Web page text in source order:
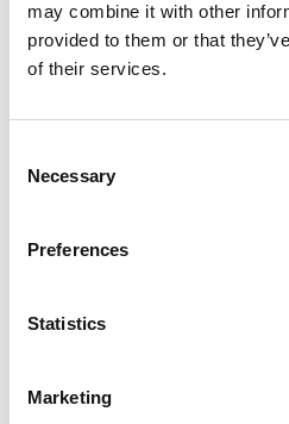
may combine it with other
provided to them or that
of their services.
Selection
Necessary
Preferences
Statistics
Marketing
ΨΥΧΙΑΤΡΙΚΗ ΕΤΑΙΡΕΙΑ ΚΥΠΡΟΥ
Κύπρου, σας προσκαλεί στην
πραγματικότητα», με λέκτορα το
Βαγγέλη Μανωλόπουλο, στις 16